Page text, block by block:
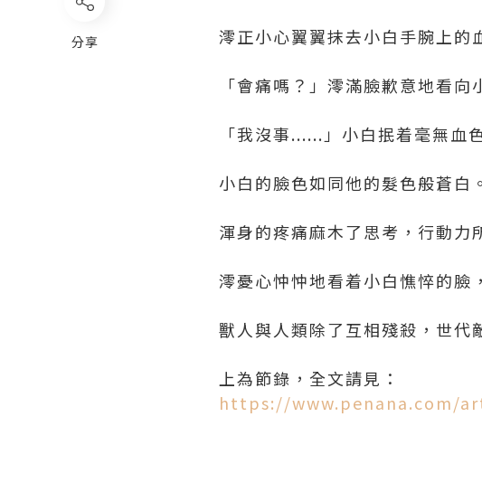
澪正小心翼翼抹去小白手腕上的
「會痛嗎？」澪滿臉歉意地看
「我沒事......」小白抿着毫無血
小白的臉色如同他的髮色般蒼白。
渾身的疼痛麻木了思考，行動力
澪憂心忡忡地看着小白憔悴的臉
獸人與人類除了互相殘殺，世代
上為節錄，全文請見：
https://www.penana.com/
分享